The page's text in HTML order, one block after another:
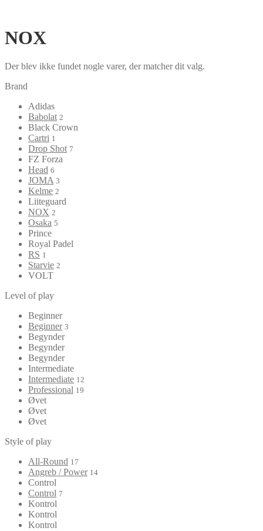
NOX
Der blev ikke fundet nogle varer, der matcher dit valg.
Brand
Adidas
Babolat 2
Black Crown
Cartri 1
Drop Shot 7
FZ Forza
Head 6
JOMA 3
Kelme 2
Liiteguard
NOX 2
Osaka 5
Prince
Royal Padel
RS 1
Starvie 2
VOLT
Level of play
Beginner
Beginner 3
Begynder
Begynder
Begynder
Intermediate
Intermediate 12
Professional 19
Øvet
Øvet
Øvet
Style of play
All-Round 17
Angreb / Power 14
Control
Control 7
Kontrol
Kontrol
Kontrol